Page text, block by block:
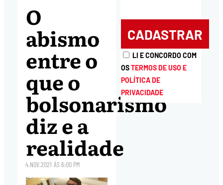
O
abismo
entre o
que o
bolsonarismo
diz e a
realidade
4.NOV.2021 ÀS6:00 PM
LI E CONCORDO COM
OSTERMOS DE USO E
POLÍTICA DE
PRIVACIDADE